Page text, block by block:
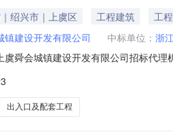
绍兴市｜上虞区 工程建筑
工程
镇建设开发有限公司 中标单位： 浙
虞舜会城镇建设开发有限公司招标代
出入口及配套工程